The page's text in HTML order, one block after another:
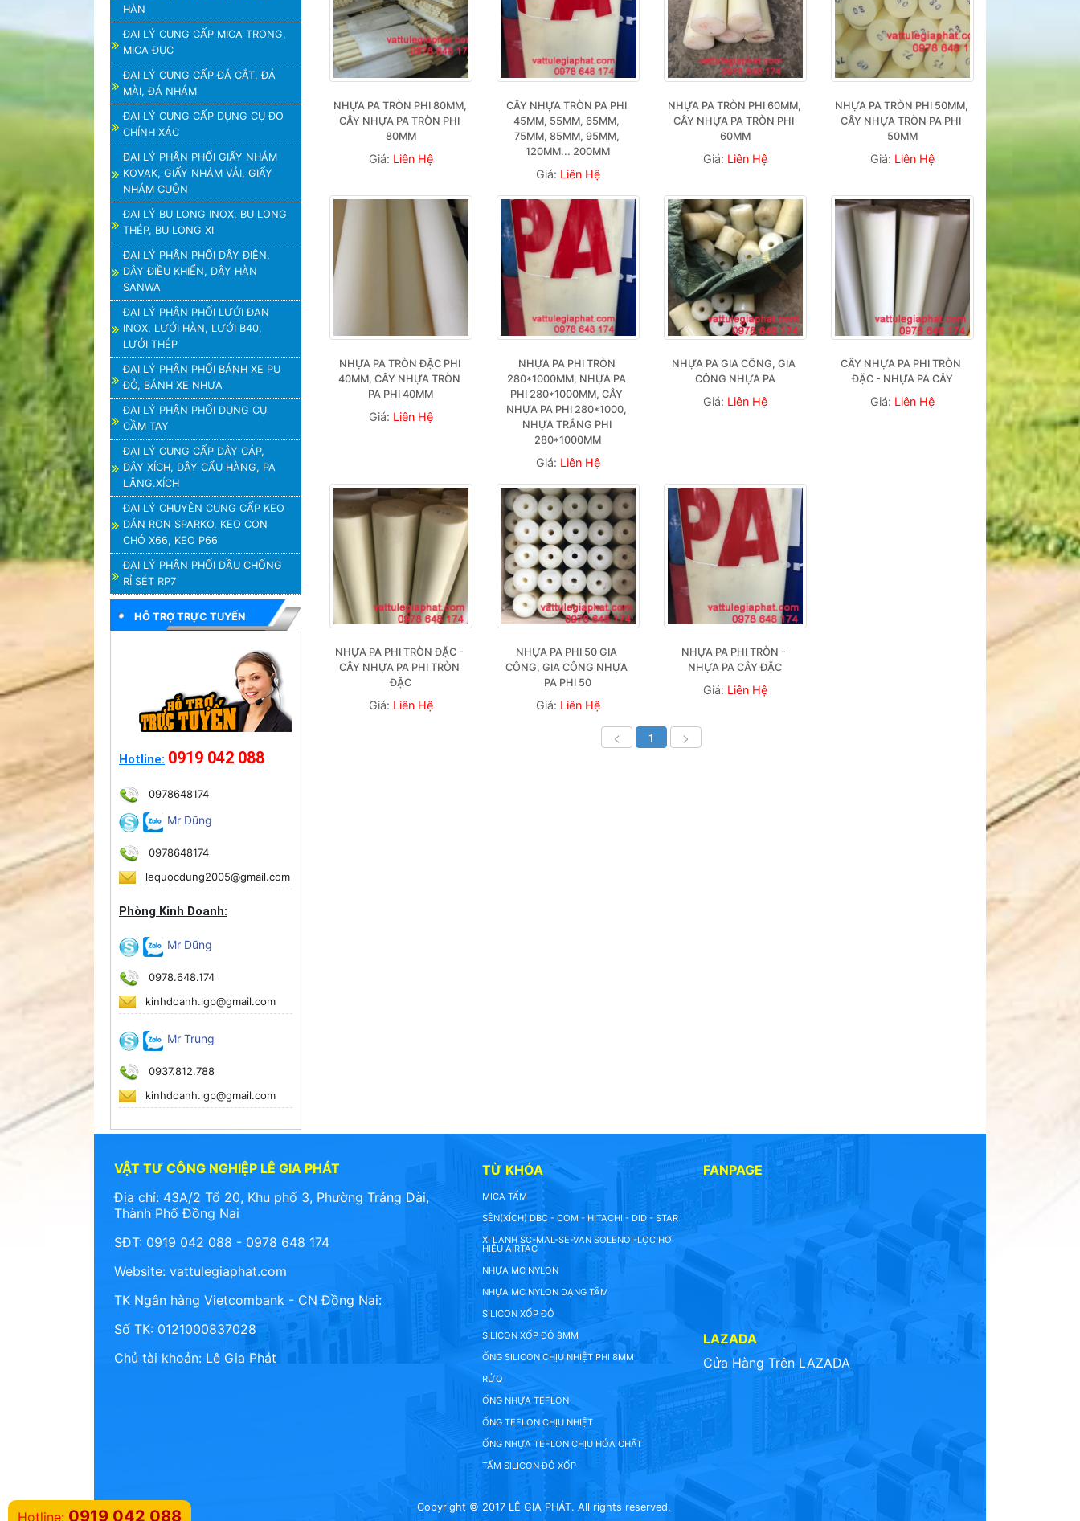
HÀN
ĐẠI LÝ CUNG CẤP MICA TRONG,
MICA ĐỤC
ĐẠI LÝ CUNG CẤP ĐÁ CẮT, ĐÁ
MÀI, ĐÁ NHÁM
ĐẠI LÝ CUNG CẤP DỤNG CỤ ĐO
CHÍNH XÁC
ĐẠI LÝ PHÂN PHỐI GIẤY NHÁM
KOVAK, GIẤY NHÁM VẢI, GIẤY
NHÁM CUỘN
ĐẠI LÝ BU LONG INOX, BU LONG
THÉP, BU LONG XI
ĐẠI LÝ PHÂN PHỐI DÂY ĐIỆN,
DÂY ĐIỀU KHIỂN, DÂY HÀN
SANWA
ĐẠI LÝ PHÂN PHỐI LƯỚI ĐAN
INOX, LƯỚI HÀN, LƯỚI B40,
LƯỚI THÉP
ĐẠI LÝ PHÂN PHỐI BÁNH XE PU
ĐỎ, BÁNH XE NHỰA
ĐẠI LÝ PHÂN PHỐI DỤNG CỤ
CẦM TAY
ĐẠI LÝ CUNG CẤP DÂY CÁP,
DÂY XÍCH, DÂY CẨU HÀNG, PA
LĂNG.XÍCH
ĐẠI LÝ CHUYÊN CUNG CẤP KEO
DÁN RON SPARKO, KEO CON
CHÓ X66, KEO P66
ĐẠI LÝ PHÂN PHỐI DẦU CHỐNG
RỈ SÉT RP7
HỖ TRỢ TRỰC TUYẾN
Hotline: 0919 042 088
0978648174
Mr Dũng
0978648174
lequocdung2005@gmail.com
Phòng Kinh Doanh:
Mr Dũng
0978.648.174
kinhdoanh.lgp@gmail.com
Mr Trung
0937.812.788
kinhdoanh.lgp@gmail.com
NHỰA PA TRÒN PHI 80MM,
CÂY NHỰA PA TRÒN PHI
80MM
Giá: Liên Hệ
CÂY NHỰA TRÒN PA PHI
45MM, 55MM, 65MM,
75MM, 85MM, 95MM,
120MM... 200MM
Giá: Liên Hệ
NHỰA PA TRÒN PHI 60MM,
CÂY NHỰA PA TRÒN PHI
60MM
Giá: Liên Hệ
NHỰA PA TRÒN PHI 50MM,
CÂY NHỰA TRÒN PA PHI
50MM
Giá: Liên Hệ
NHỰA PA TRÒN ĐẶC PHI
40MM, CÂY NHỰA TRÒN
PA PHI 40MM
Giá: Liên Hệ
NHỰA PA PHI TRÒN
280*1000MM, NHỰA PA
PHI 280*1000MM, CÂY
NHỰA PA PHI 280*1000,
NHỰA TRẮNG PHI
280*1000MM
Giá: Liên Hệ
NHỰA PA GIA CÔNG, GIA
CÔNG NHỰA PA
Giá: Liên Hệ
CÂY NHỰA PA PHI TRÒN
ĐẶC - NHỰA PA CÂY
Giá: Liên Hệ
NHỰA PA PHI TRÒN ĐẶC -
CÂY NHỰA PA PHI TRÒN
ĐẶC
Giá: Liên Hệ
NHỰA PA PHI 50 GIA
CÔNG, GIA CÔNG NHỰA
PA PHI 50
Giá: Liên Hệ
NHỰA PA PHI TRÒN -
NHỰA PA CÂY ĐẶC
Giá: Liên Hệ
< 1 >
VẬT TƯ CÔNG NGHIỆP LÊ GIA PHÁT
Địa chỉ: 43A/2 Tổ 20, Khu phố 3, Phường Trảng Dài,
Thành Phố Đồng Nai
SĐT: 0919 042 088 - 0978 648 174
Website: vattulegiaphat.com
TK Ngân hàng Vietcombank - CN Đồng Nai:
Số TK: 0121000837028
Chủ tài khoản: Lê Gia Phát
TỪ KHÓA
MICA TẤM
SÊN(XÍCH) DBC - COM - HITACHI - DID - STAR
XI LANH SC-MAL-SE-VAN SOLENOI-LỌC HƠI
HIỆU AIRTAC
NHỰA MC NYLON
NHỰA MC NYLON DẠNG TẤM
SILICON XỐP ĐỎ
SILICON XỐP ĐỎ 8MM
ỐNG SILICON CHỊU NHIỆT PHI 8MM
RỬQ
ỐNG NHỰA TEFLON
ỐNG TEFLON CHỊU NHIỆT
ỐNG NHỰA TEFLON CHỊU HÓA CHẤT
TẤM SILICON ĐỎ XỐP
FANPAGE
LAZADA
Cửa Hàng Trên LAZADA
Copyright © 2017 LÊ GIA PHÁT. All rights reserved.
Hotline: 0919 042 088